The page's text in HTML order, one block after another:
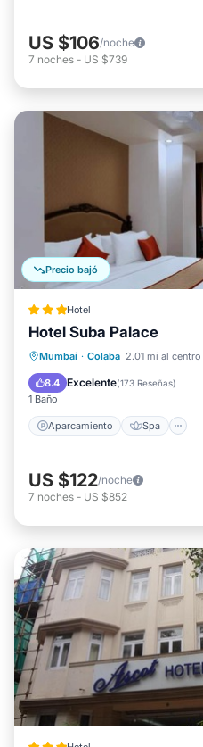
US $106/noche
7 noches - US $739
Precio bajó
Hotel
Hotel Suba Palace
Mumbai · Colaba 2.01 mi al centro
8.4 Excelente(173 Reseñas)
1 Baño
Aparcamiento Spa
Aparcamiento Spa
Cocina
US $122/noche
7 noches - US $852